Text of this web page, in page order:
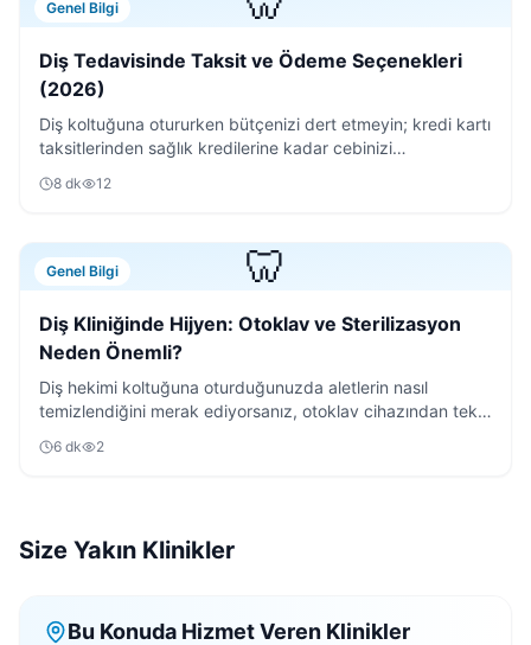
Genel Bilgi
Diş Tedavisinde Taksit ve Ödeme Seçenekleri
(2026)
Diş koltuğuna otururken bütçenizi dert etmeyin; kredi kartı
taksitlerinden sağlık kredilerine kadar cebinizi
8 dk 12
🦷
Genel Bilgi
Diş Kliniğinde Hijyen: Otoklav ve Sterilizasyon
Neden Önemli?
Diş hekimi koltuğuna oturduğunuzda aletlerin nasıl
temizlendiğini merak ediyorsanız, otoklav cihazından tek
6 dk 2
Size Yakın Klinikler
Bu Konuda Hizmet Veren Klinikler